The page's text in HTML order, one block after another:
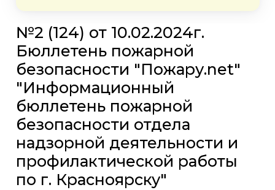
№2 (124) от 10.02.2024г.
Бюллетень пожарной
безопасности "Пожару.net"
"Информационный
бюллетень пожарной
безопасности отдела
надзорной деятельности и
профилактической работы
по г. Красноярску"